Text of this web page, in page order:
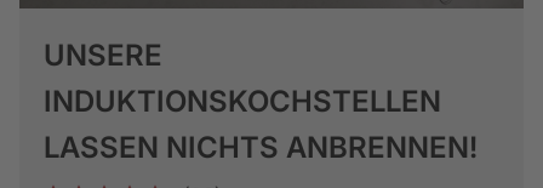
UNSERE
INDUKTIONSKOCHSTELLEN
LASSEN NICHTS ANBRENNEN!